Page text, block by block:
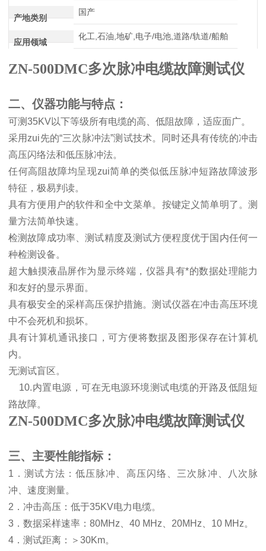
产地类别
国产
应用领域
化工,石油,地矿,电子/电池,道路/轨道/船舶
ZN-500DMC多次脉冲电缆故障测试仪
二、仪器功能与特点：
可测35KV以下等级所有电缆的高、低阻故障，适应面广。
采用zui先的“三次脉冲法”测试技术。同时还具有传统的冲击
高压闪络法和低压脉冲法。
任何高阻故障均呈现zui简单的类似低压脉冲短路故障波形
特征，极易判读。
具有方便用户的软件和全中文菜单。按键定义简单明了。测
量方法简单快速。
检测故障成功率、测试精度及测试方便程度优于国内任何一
种检测设备。
超大触摸液晶屏作为显示终端，仪器具有*的数据处理能力
和友好的显示界面。
具有极安全的采样高压保护措施。测试仪器在冲击高压环境
中不会死机和损坏。
具有计算机通讯接口，可方便将数据及图形保存在计算机
内。
无测试盲区。
10.内置电源，可在无电源环境测试电缆的开路及低阻短
路故障。
ZN-500DMC多次脉冲电缆故障测试仪
三、主要性能指标：
1 ．测试方法：低压脉冲、高压闪络、三次脉冲、八次脉
冲、速度测量。
2 ．冲击高压：低于35KV电力电缆。
3 ．数据采样速率： 80MHz 40 MHz 20MHz 10 MHz。
4 ．测试距离： ＞ 30Km。